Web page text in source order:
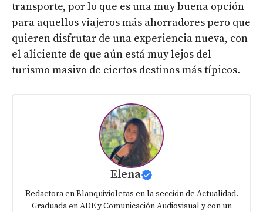
transporte, por lo que es una muy buena opción
para aquellos viajeros más ahorradores pero que
quieren disfrutar de una experiencia nueva, con
el aliciente de que aún está muy lejos del
turismo masivo de ciertos destinos más típicos.
Elena
Redactora en Blanquivioletas en la sección de Actualidad.
Graduada en ADE y Comunicación Audiovisual y con un